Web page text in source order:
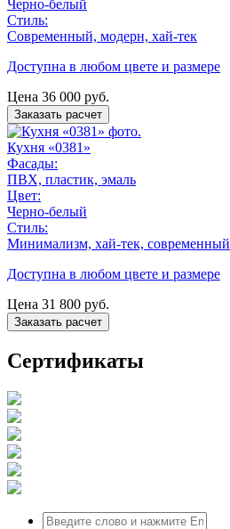
Черно-белый
Стиль:
Современный, модерн, хай-тек
Доступна в любом цвете и размере
Цена 36 000 руб.
Заказать расчет
Кухня «0381»
Фасады:
ПВХ, пластик, эмаль
Цвет:
Черно-белый
Стиль:
Минимализм, хай-тек, современный
Доступна в любом цвете и размере
Цена 31 800 руб.
Заказать расчет
Сертификаты